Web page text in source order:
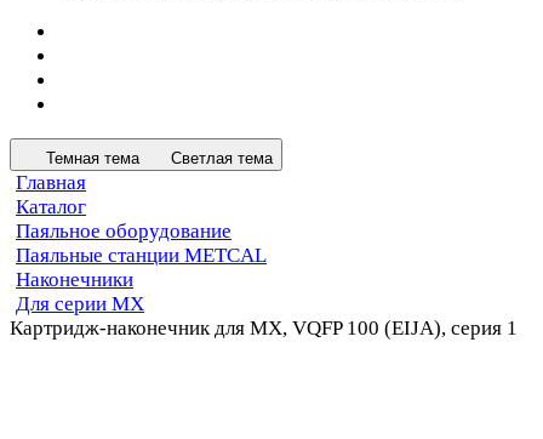
Темная тема Светлая тема
Главная
Каталог
Паяльное оборудование
Паяльные станции METCAL
Наконечники
Для серии MX
Картридж-наконечник для MX, VQFP 100 (EIJA), серия 1